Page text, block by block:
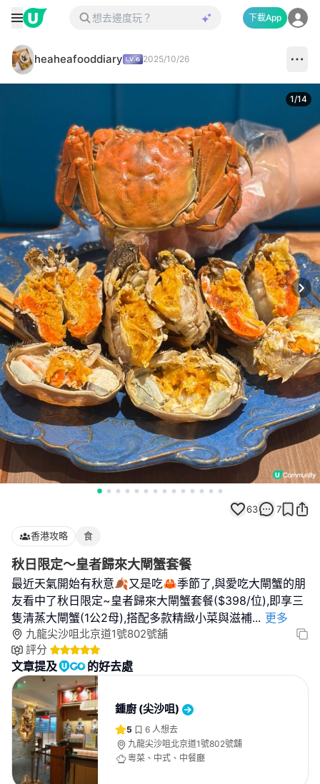
下載App
heaheafooddiary 2025/10/26
1/14
63 7
香港攻略 食
秋日限定～皇者歸來大閘蟹套餐
最近天氣開始有秋意🍂又是吃🦀季節了,與愛吃大閘蟹的朋
友看中了秋日限定~皇者歸來大閘蟹套餐($398/位),即享三
隻清蒸大閘蟹(1公2母),搭配多款精緻小菜與滋補... 更多
九龍尖沙咀北京道1號802號舖
評分
文章提及 的好去處
鍾廚 (尖沙咀)
5 6 人想去
九龍尖沙咀北京道1號802號舖
粵菜、中式、中餐廳